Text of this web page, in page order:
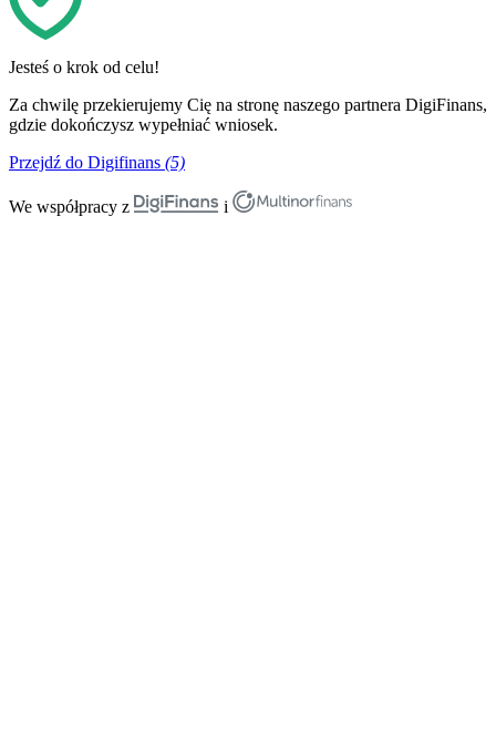
Jesteś o krok od celu!
Za chwilę przekierujemy Cię na stronę naszego partnera DigiFinans,
gdzie dokończysz wypełniać wniosek.
Przejdź do Digifinans (5)
We współpracy z i